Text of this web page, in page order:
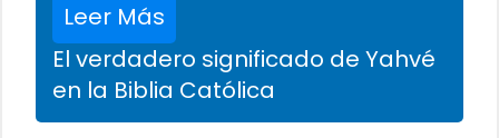
Leer Más
El verdadero significado de Yahvé
en la Biblia Católica